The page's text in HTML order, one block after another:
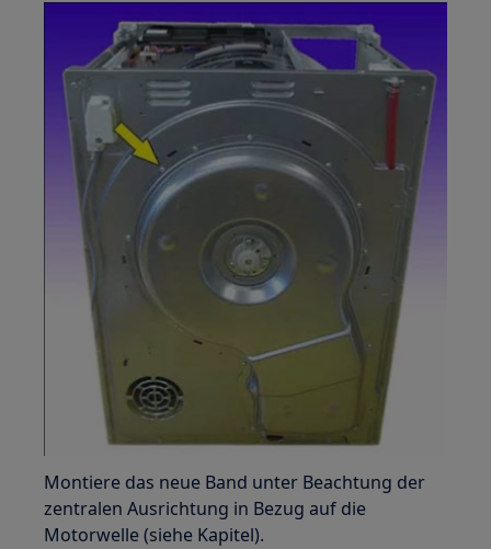
Montiere das neue Band unter Beachtung der
zentralen Ausrichtung in Bezug auf die
Motorwelle (siehe Kapitel).